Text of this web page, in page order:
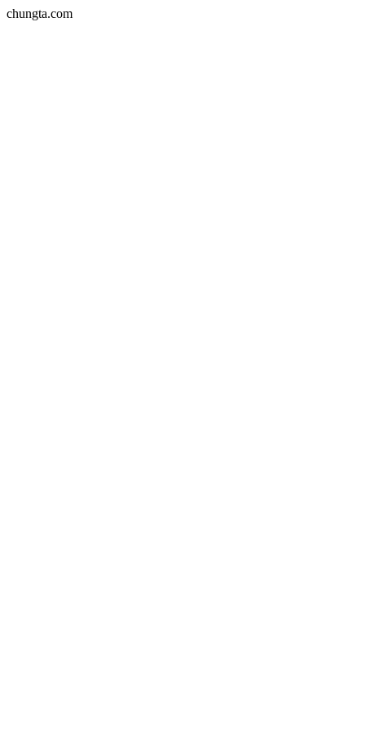
chungta.com